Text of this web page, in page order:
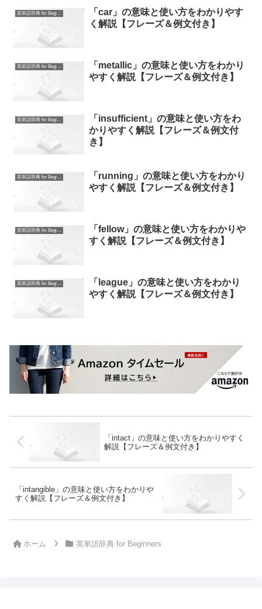
英単語辞典 for Beginners
「car」の意味と使い方をわかりやす
く解説【フレーズ＆例文付き】
英単語辞典 for Beginners
「metallic」の意味と使い方をわかり
やすく解説【フレーズ＆例文付き】
英単語辞典 for Beginners
「insufficient」の意味と使い方をわ
かりやすく解説【フレーズ＆例文付
き】
英単語辞典 for Beginners
「running」の意味と使い方をわかり
やすく解説【フレーズ＆例文付き】
英単語辞典 for Beginners
「fellow」の意味と使い方をわかりや
すく解説【フレーズ＆例文付き】
英単語辞典 for Beginners
「league」の意味と使い方をわかり
やすく解説【フレーズ＆例文付き】
「intact」の意味と使い方をわかりやすく
解説【フレーズ＆例文付き】
「intangible」の意味と使い方をわかりや
すく解説【フレーズ＆例文付き】
ホーム 英単語辞典 for Beginners